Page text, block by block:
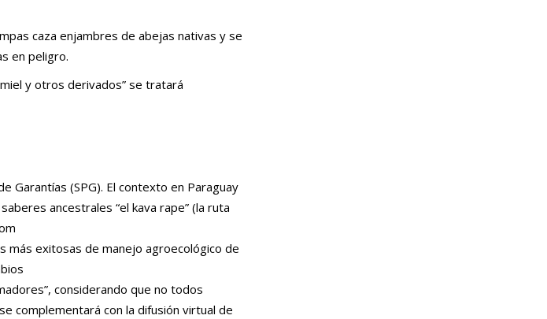
caza enjambres de abejas nativas y se
en peligro.
y otros derivados” se tratará
Garantías (SPG). El contexto en Paraguay
ancestrales “el kava rape” (la ruta
más exitosas de manejo agroecológico de
considerando que no todos
complementará con la difusión virtual de